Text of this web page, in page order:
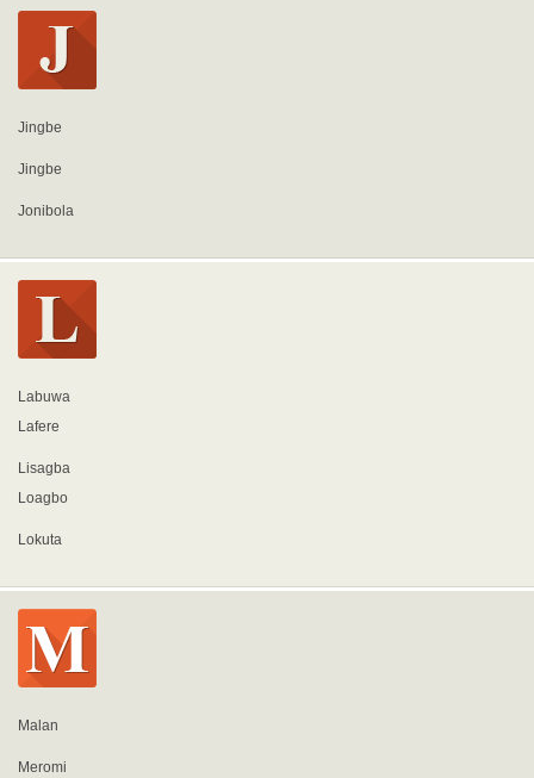
Jingbe
Jingbe
Jonibola
Labuwa
Lafere
Lisagba
Loagbo
Lokuta
Malan
Meromi